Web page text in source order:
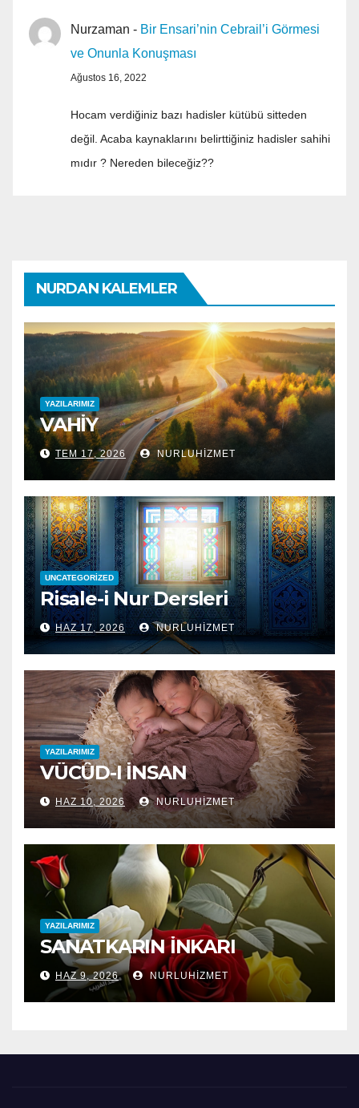
Nurzaman - Bir Ensari’nin Cebrail’i Görmesi
ve Onunla Konuşması
Ağustos 16, 2022
Hocam verdiğiniz bazı hadisler kütübü sitteden
değil. Acaba kaynaklarını belirttiğiniz hadisler sahihi
mıdır ? Nereden bileceğiz??
NURDAN KALEMLER
YAZILARIMIZ
VAHİY
TEM 17, 2026 NURLUHIZMET
UNCATEGORIZED
Risale-i Nur Dersleri
HAZ 17, 2026 NURLUHIZMET
YAZILARIMIZ
VÜCÛD-I İNSAN
HAZ 10, 2026 NURLUHIZMET
YAZILARIMIZ
SANATKARIN İNKARI
HAZ 9, 2026 NURLUHIZMET